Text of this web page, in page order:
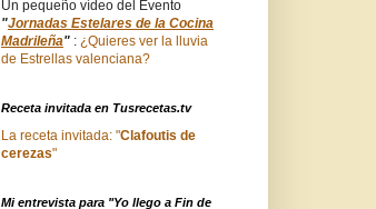
Un pequeño vídeo del Evento
"Jornadas Estelares de la Cocina
Madrileña" : ¿Quieres ver la lluvia
de Estrellas valenciana?
Receta invitada en Tusrecetas.tv
La receta invitada: "Clafoutis de
cerezas"
Mi entrevista para "Yo llego a Fin de